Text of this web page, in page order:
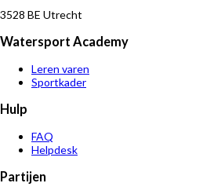
3528 BE Utrecht
Watersport Academy
Leren varen
Sportkader
Hulp
FAQ
Helpdesk
Partijen